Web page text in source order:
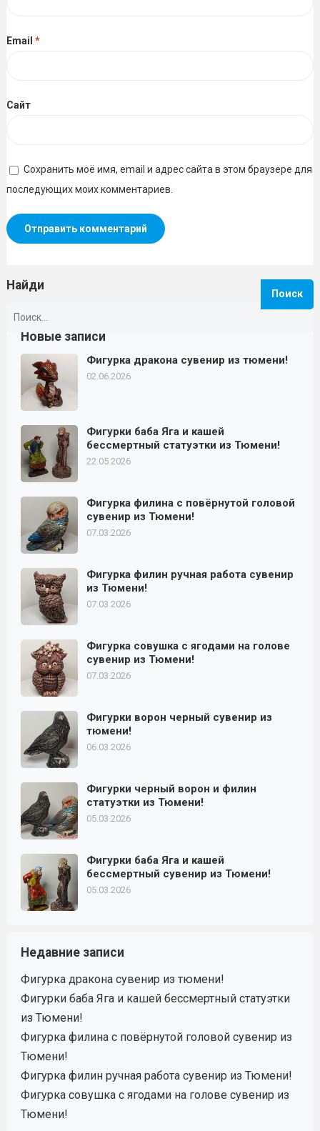
Email *
Сайт
Сохранить моё имя, email и адрес сайта в этом браузере для
последующих моих комментариев.
Найди
Новые записи
Фигурка дракона сувенир из тюмени!
02.06.2026
Фигурки баба Яга и кашей
бессмертный статуэтки из Тюмени!
22.05.2026
Фигурка филина с повёрнутой головой
сувенир из Тюмени!
07.03.2026
Фигурка филин ручная работа сувенир
из Тюмени!
07.03.2026
Фигурка совушка с ягодами на голове
сувенир из Тюмени!
07.03.2026
Фигурки ворон черный сувенир из
тюмени!
06.03.2026
Фигурки черный ворон и филин
статуэтки из Тюмени!
05.03.2026
Фигурки баба Яга и кашей
бессмертный сувенир из Тюмени!
05.03.2026
Недавние записи
Фигурка дракона сувенир из тюмени!
Фигурки баба Яга и кашей бессмертный статуэтки
из Тюмени!
Фигурка филина с повёрнутой головой сувенир из
Тюмени!
Фигурка филин ручная работа сувенир из Тюмени!
Фигурка совушка с ягодами на голове сувенир из
Тюмени!